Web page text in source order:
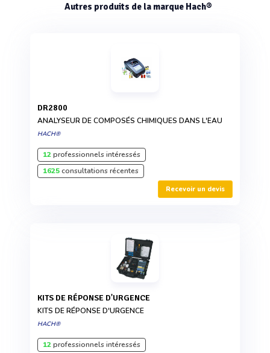
Autres produits de la marque Hach®
DR2800
ANALYSEUR DE COMPOSÉS CHIMIQUES DANS L'EAU
HACH®
12professionnels intéressés
1625consultations récentes
Recevoir un devis
KITS DE RÉPONSE D'URGENCE
KITS DE RÉPONSE D'URGENCE
HACH®
12professionnels intéressés